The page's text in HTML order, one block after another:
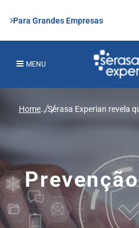
Para Grandes Empresas
MENU
Home...Serasa Experian revela